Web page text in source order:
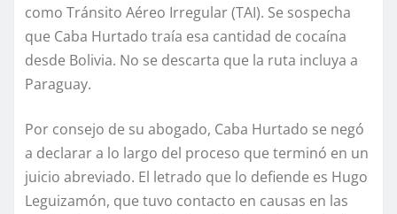
como Tránsito Aéreo Irregular (TAI). Se sospecha
que Caba Hurtado traía esa cantidad de cocaína
desde Bolivia. No se descarta que la ruta incluya a
Paraguay.
Por consejo de su abogado, Caba Hurtado se negó
a declarar a lo largo del proceso que terminó en un
juicio abreviado. El letrado que lo defiende es Hugo
Leguizamón, que tuvo contacto en causas en las